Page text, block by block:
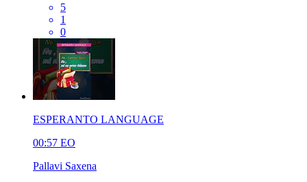
5
1
0
ESPERANTO LANGUAGE
00:57 EO
Pallavi Saxena